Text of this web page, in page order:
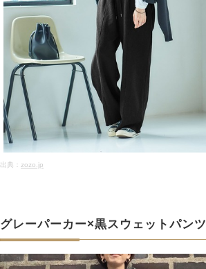
出典： zozo.jp
グレーパーカー×黒スウェットパンツ